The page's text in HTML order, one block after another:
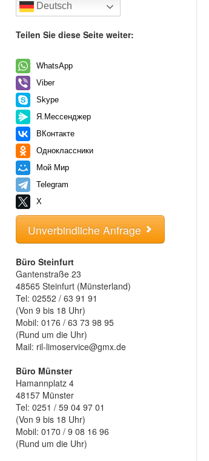
Deutsch
Teilen Sie diese Seite weiter:
WhatsApp
Viber
Skype
Я.Мессенджер
ВКонтакте
Одноклассники
Мой Мир
Telegram
X
Unverbindliche Anfrage
Büro Steinfurt
Gantenstraße 23
48565 Steinfurt (Münsterland)
Tel: 02552 / 63 91 91
(Von 9 bis 18 Uhr)
Mobil: 0176 / 63 73 98 95
(Rund um die Uhr)
Mail: ril-limoservice@gmx.de
Büro Münster
Hamannplatz 4
48157 Münster
Tel: 0251 / 59 04 97 01
(Von 9 bis 18 Uhr)
Mobil: 0170 / 9 08 16 96
(Rund um die Uhr)